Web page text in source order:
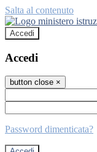
Salta al contenuto
Accedi
Accedi
button close ×
Password dimenticata?